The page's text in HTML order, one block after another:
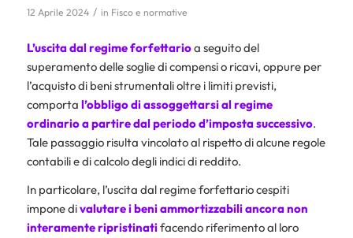
12 Aprile 2024 / in Fisco e normative
L’uscita dal regime forfettarioa seguito del
superamento delle soglie di compensi o ricavi, oppure per
l’acquisto di beni strumentali oltre i limiti previsti,
comporta l’obbligo di assoggettarsi al regime
ordinario a partire dal periodo d’imposta successivo.
Tale passaggio risulta vincolato al rispetto di alcune regole
contabili e di calcolo degli indici di reddito.
In particolare, l’uscita dal regime forfettario cespiti
impone divalutare i beni ammortizzabili ancora non
interamente ripristinatifacendo riferimento al loro